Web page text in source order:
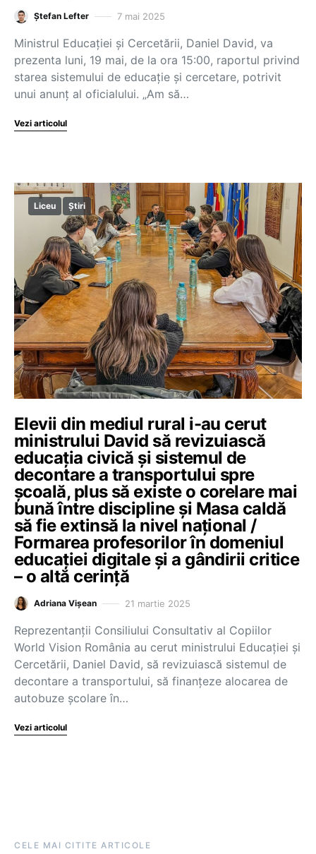
Ștefan Lefter 7 mai 2025
Ministrul Educației și Cercetării, Daniel David, va
prezenta luni, 19 mai, de la ora 15:00, raportul privind
starea sistemului de educație și cercetare, potrivit
unui anunț al oficialului. „Am să…
Vezi articolul
Liceu Știri
Elevii din mediul rural i-au cerut
ministrului David să revizuiască
educația civică și sistemul de
decontare a transportului spre
școală, plus să existe o corelare mai
bună între discipline și Masa caldă
să fie extinsă la nivel național /
Formarea profesorilor în domeniul
educației digitale și a gândirii critice
– o altă cerință
Adriana Vișean 21 martie 2025
Reprezentanții Consiliului Consultativ al Copiilor
World Vision România au cerut ministrului Educației și
Cercetării, Daniel David, să revizuiască sistemul de
decontare a transportului, să finanțeze alocarea de
autobuze școlare în…
Vezi articolul
CELE MAI CITITE ARTICOLE